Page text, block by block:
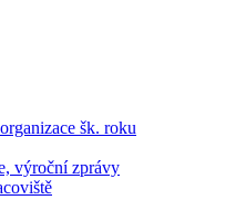
šk. roku
výroční zprávy